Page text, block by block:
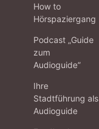
How to
Hörspaziergang
Podcast „Guide
zum
Audioguide“
Ihre
Stadtführung als
Audioguide